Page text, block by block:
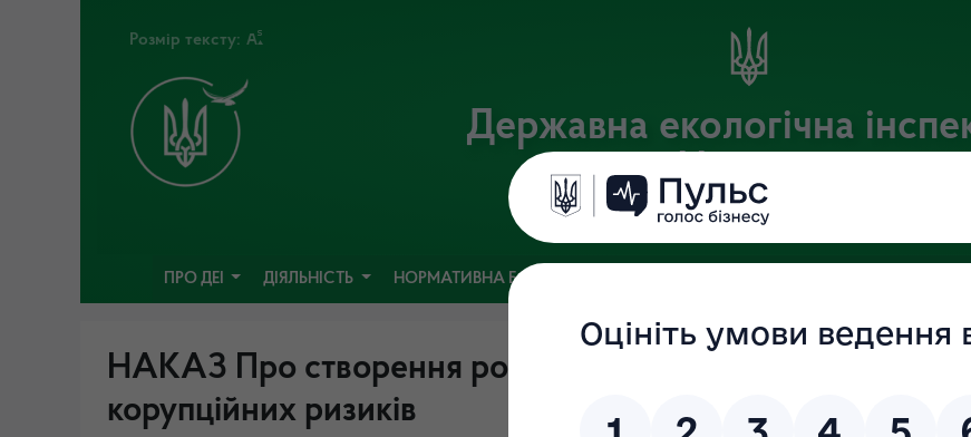
Розмір тексту:
Державна екологічна
України
Офіційний веб-портал Державної екологічної інспекції України
ПРО ДЕІ ДІЯЛЬНІСТЬ НОРМАТИВНА БАЗА
НАКАЗ Про створення робочої групи з проведення
корупційних ризиків